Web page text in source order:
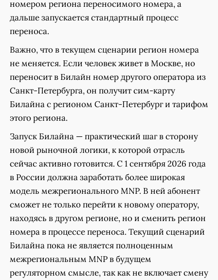
номером региона переносимого номера, а
дальше запускается стандартный процесс
переноса.
Важно, что в текущем сценарии регион номера
не меняется. Если человек живет в Москве, но
переносит в Билайн номер другого оператора из
Санкт-Петербурга, он получит сим-карту
Билайна с регионом Санкт-Петербург и тарифом
этого региона.
Запуск Билайна — практический шаг в сторону
новой рыночной логики, к которой отрасль
сейчас активно готовится. С 1 сентября 2026 года
в России должна заработать более широкая
модель межрегионального MNP. В ней абонент
сможет не только перейти к новому оператору,
находясь в другом регионе, но и сменить регион
номера в процессе переноса. Текущий сценарий
Билайна пока не является полноценным
межрегиональным MNP в будущем
регуляторном смысле, так как не включает смену